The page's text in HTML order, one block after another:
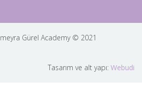
Gürel Academy © 2021
Tasarım ve alt yapı: Webudi